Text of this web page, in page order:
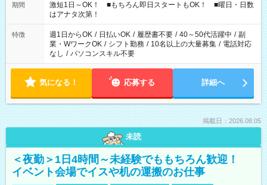
期間
激短1日～OK！ ■もちろん即日スタートもOK！ ■曜日・日数
はアナタ次第！
特徴 週1日からOK / 日払いOK / 履歴書不要 / 40～50代活躍中 / 副
業・WワークOK / シフト勤務 / 10名以上の大量募集 / 電話対応
なし / パソコンスキル不要
気になる！ 応募する 詳細へ
掲載日：2026.08.05
未読
＜夜勤＞1日4時間～未経験でももちろん歓迎！
イベント会場でイスや机の運搬のお仕事